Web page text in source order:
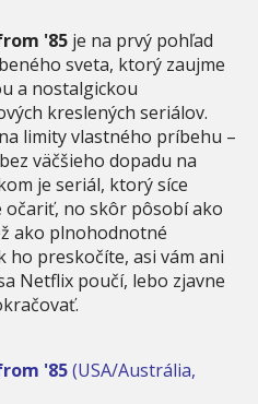
'85 je na prvý pohľad
sveta, ktorý zaujme
a nostalgickou
kreslených seriálov.
limity vlastného príbehu –
väčšieho dopadu na
je seriál, ktorý síce
očariť, no skôr pôsobí ako
ako plnohodnotné
ho preskočíte, asi vám ani
Netflix poučí, lebo zjavne
'85(USA/Austrália,